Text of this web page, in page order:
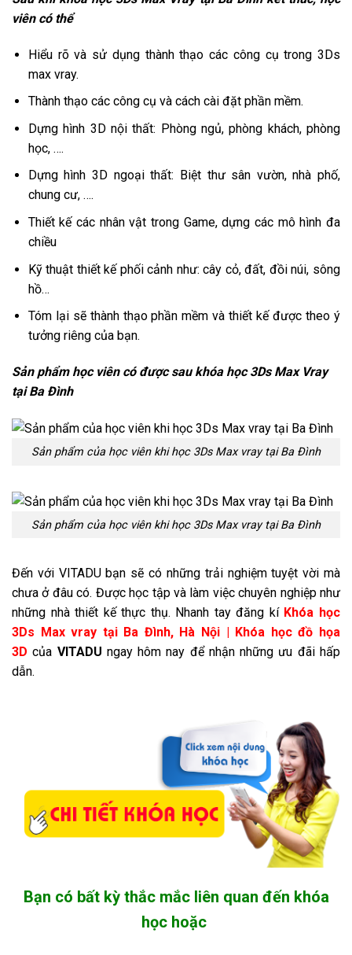
viên có thể
Hiểu rõ và sử dụng thành thạo các công cụ trong 3Ds
max vray.
Thành thạo các công cụ và cách cài đặt phần mềm.
Dựng hình 3D nội thất: Phòng ngủ, phòng khách, phòng
học, ….
Dựng hình 3D ngoại thất: Biệt thư sân vườn, nhà phố,
chung cư, ….
Thiết kế các nhân vật trong Game, dựng các mô hình đa
chiều
Kỹ thuật thiết kế phối cảnh như: cây cỏ, đất, đồi núi, sông
hồ…
Tóm lại sẽ thành thạo phần mềm và thiết kế được theo ý
tưởng riêng của bạn.
Sản phẩm học viên có được sau khóa học 3Ds Max Vray
tại Ba Đình
Sản phẩm của học viên khi học 3Ds Max vray tại Ba Đình
Sản phẩm của học viên khi học 3Ds Max vray tại Ba Đình
Đến với VITADU bạn sẽ có những trải nghiệm tuyệt vời mà
chưa ở đâu có. Được học tập và làm việc chuyên nghiệp như
những nhà thiết kế thực thụ. Nhanh tay đăng kíKhóa học
3Ds Max vray tại Ba Đình, Hà Nội | Khóa học đồ họa
3D của VITADU ngay hôm nay để nhận những ưu đãi hấp
dẫn.
Bạn có bất kỳ thắc mắc liên quan đến khóa
học hoặc